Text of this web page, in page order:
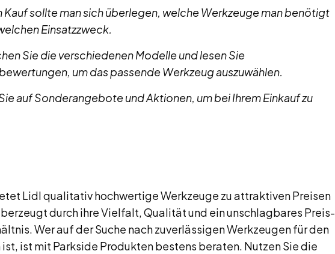
Kauf sollte man sich überlegen, welche Werkzeuge man benötigt
Einsatzzweck.
Sie die verschiedenen Modelle und lesen Sie
um das passende Werkzeug auszuwählen.
auf Sonderangebote und Aktionen, um bei Ihrem Einkauf zu
Lidl qualitativ hochwertige Werkzeuge zu attraktiven Preisen
durch ihre Vielfalt, Qualität und ein unschlagbares Preis-
Wer auf der Suche nach zuverlässigen Werkzeugen für den
ist mit Parkside Produkten bestens beraten. Nutzen Sie die